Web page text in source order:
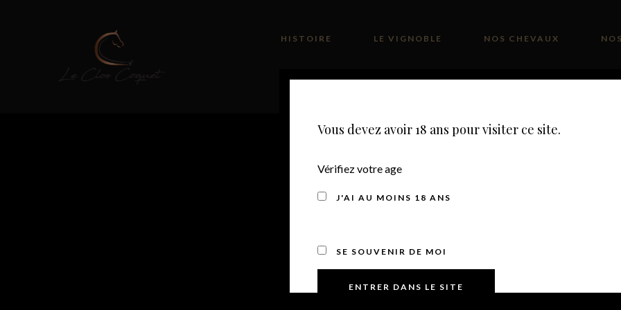
HISTOIRE LE VIGNOBLE NOS CHEVAUX
Vous devez avoir 18 ans pour visiter ce site.
Vérifiez votre age
J'AI AU MOINS 18 ANS
SE SOUVENIR DE MOI